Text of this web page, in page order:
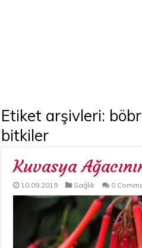
Etiket arşivleri:
bitkiler
Kuvasya
10.09.2019 Sağlık 0